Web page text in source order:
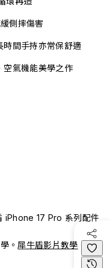
側摔傷害
時間手持亦常保舒適
空氣機能美學之作
iPhone 17 Pro 系列配件
。 犀牛盾影片教學